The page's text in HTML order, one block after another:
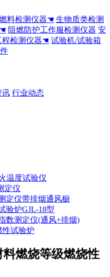
料检测仪器☚ 生物质类检测
阻燃防护工作服检测仪器 安
程检测仪器☚ 试验机/试验箱
讯 行业动态
温度试验仪
定仪
定仪带排烟通风橱
验炉GJL-18型
数测定仪(通风+排烟)
性试验炉
料燃烧等级燃烧性